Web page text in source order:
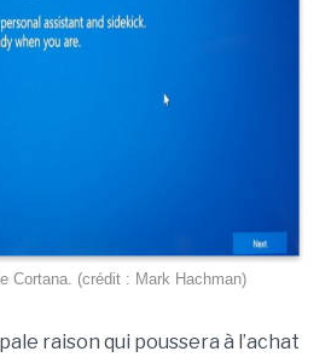
Cortana. (crédit : Mark Hachman)
raison qui poussera à l’achat